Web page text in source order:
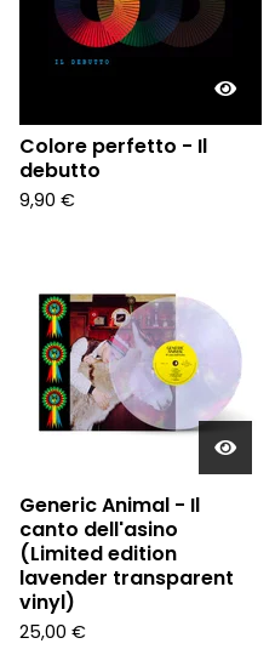
Colore perfetto - Il
debutto
9,90 €
Generic Animal - Il
canto dell'asino
(Limited edition
lavender transparent
vinyl)
25,00 €